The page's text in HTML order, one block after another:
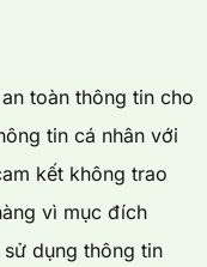
toàn thông tin cho
tin cá nhân với
kết không trao
vì mục đích
dụng thông tin